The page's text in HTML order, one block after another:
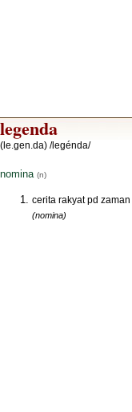
legenda
(le.gen.da) /legénda/
nomina (n)
cerita rakyat pd
(nomina)